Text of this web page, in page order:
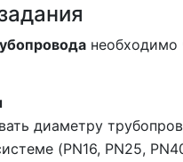
необходимо
диаметру
(PN16, PN25,